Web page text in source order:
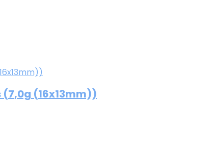
(16x13mm))